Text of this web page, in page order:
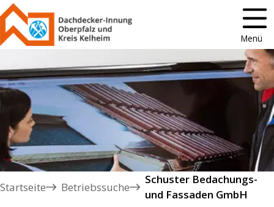
Menü
Startseite Betriebssuche
Schuster Bedachungs-
und Fassaden GmbH